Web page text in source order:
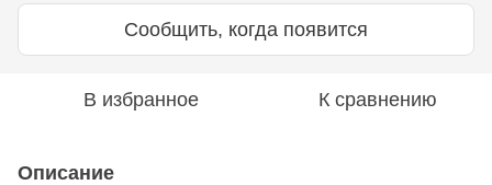
Сообщить, когда появится
В избранное К сравнению
Описание